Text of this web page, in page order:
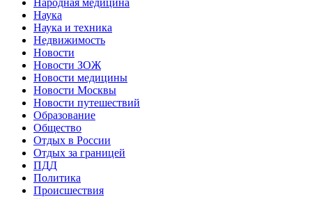
Народная медицина
Наука
Наука и техника
Недвижимость
Новости
Новости ЗОЖ
Новости медицины
Новости Москвы
Новости путешествий
Образование
Общество
Отдых в России
Отдых за границей
ПДД
Политика
Происшествия